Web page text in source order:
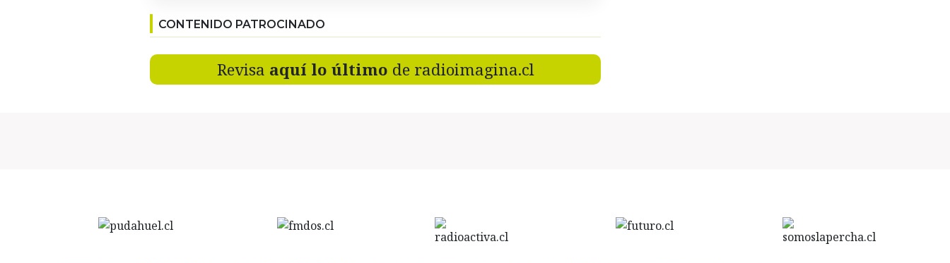
CONTENIDO PATROCINADO
Revisa aquí lo último de radioimagina.cl